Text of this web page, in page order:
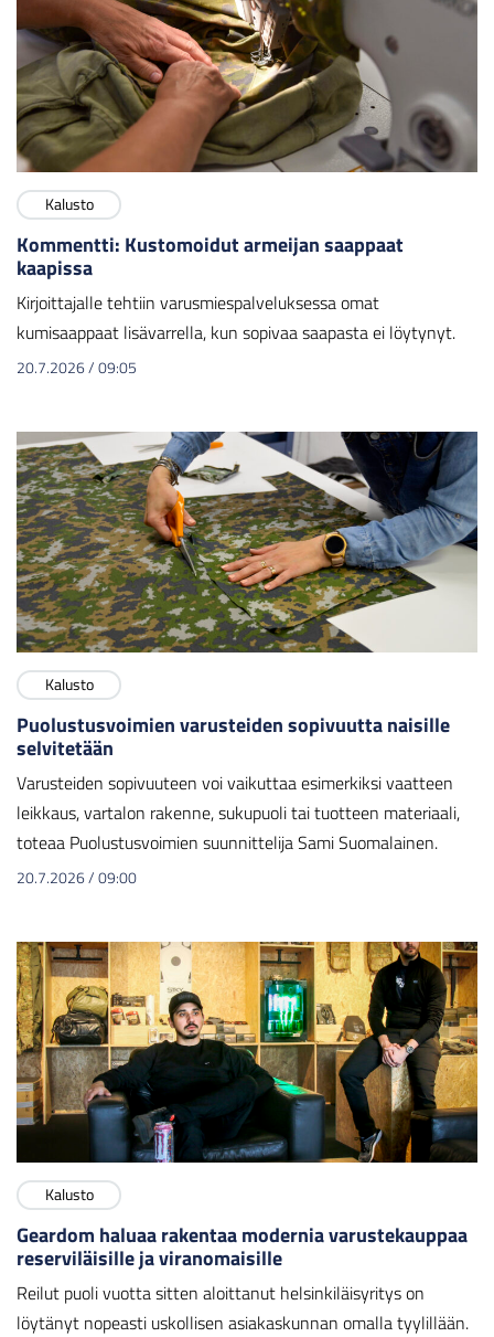
Kalusto
Kommentti: Kustomoidut armeijan saappaat
kaapissa
Kirjoittajalle tehtiin varusmiespalveluksessa omat
kumisaappaat lisävarrella, kun sopivaa saapasta ei löytynyt.
20.7.2026/09:05
Kalusto
Puolustusvoimien varusteiden sopivuutta naisille
selvitetään
Varusteiden sopivuuteen voi vaikuttaa esimerkiksi vaatteen
leikkaus, vartalon rakenne, sukupuoli tai tuotteen materiaali,
toteaa Puolustusvoimien suunnittelija Sami Suomalainen.
20.7.2026/09:00
Kalusto
Geardom haluaa rakentaa modernia varustekauppaa
reserviläisille ja viranomaisille
Reilut puoli vuotta sitten aloittanut helsinkiläisyritys on
löytänyt nopeasti uskollisen asiakaskunnan omalla tyylillään.